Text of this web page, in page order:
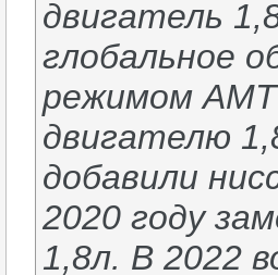
двигатель
глобальное
режимом
двигателю
добавили
2020 году
1,8л. В 2022